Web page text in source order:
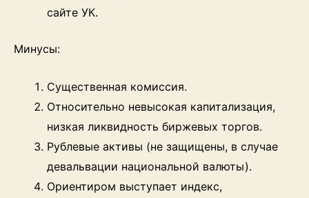
сайте УК.
Минусы:
Существенная комиссия.
Относительно невысокая капитализация,
низкая ликвидность биржевых торгов.
Рублевые активы (не защищены, в случае
девальвации национальной валюты).
Ориентиром выступает индекс,